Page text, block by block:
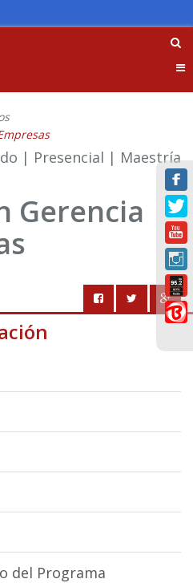
| Presencial | Maestría
Gerencia
del Programa